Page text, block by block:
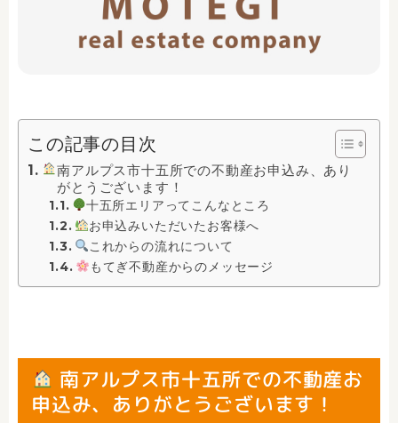
この記事の目次
南アルプス市十五所での不動産お申込み、あり
がとうございます！
十五所エリアってこんなところ
お申込みいただいたお客様へ
これからの流れについて
もてぎ不動産からのメッセージ
南アルプス市十五所での不動産お
申込み、ありがとうございます！